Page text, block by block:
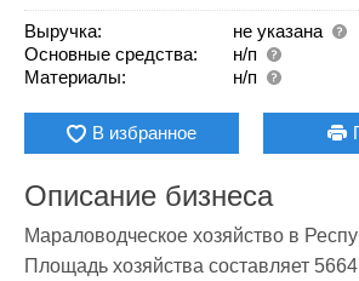
Выручка:
не указана
Основные средства:
н/п
Материалы:
н/п
В избранное
Описание бизнеса
Мараловодческое хозяйство в
Площадь хозяйства составляет